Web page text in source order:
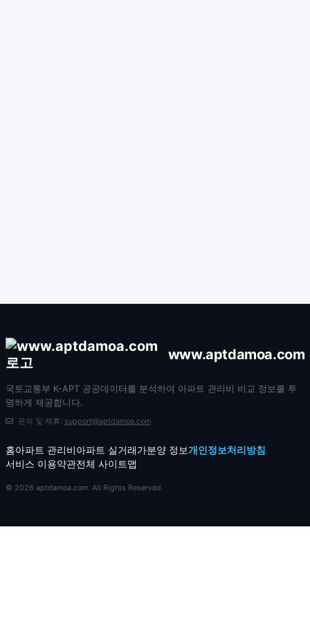
www.aptdamoa.com
국토교통부 K-APT 공공데이터를 분석하여 아파트 관리비 비교 정보를 투
명하게 제공합니다.
문의 및 제휴: support@aptdamoa.com
홈아파트 관리비아파트 실거래가분양 정보개인정보처리방침
서비스 이용약관전체 사이트맵
© 2026 aptdamoa.com. All Rights Reserved.